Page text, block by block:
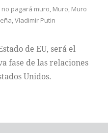
no pagará muro, Muro, Muro
,Vladimir Putin
de EU, será el
fase de las relaciones
Unidos.